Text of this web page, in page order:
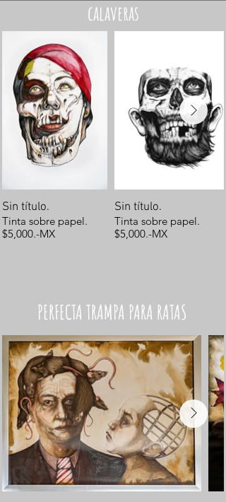
calaveras
Sin título.
Tinta sobre papel.
$5,000.-MX
Sin título.
Tinta sobre papel.
$5,000.-MX
PERFECTA TRAMPA PARA RATAS